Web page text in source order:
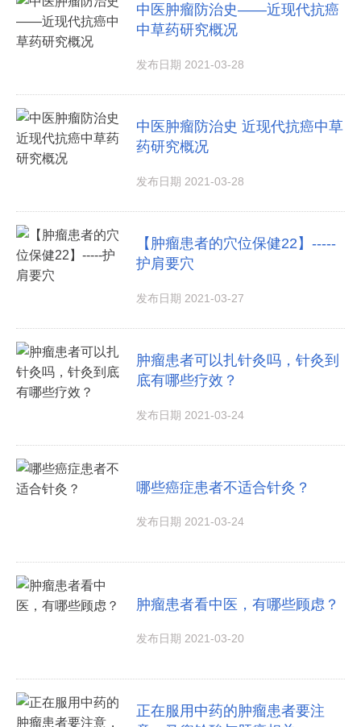
中医肿瘤防治史——近现代抗癌
中草药研究概况
发布日期 2021-03-28
中医肿瘤防治史 近现代抗癌中草
药研究概况
发布日期 2021-03-28
【肿瘤患者的穴位保健22】-----
护肩要穴
发布日期 2021-03-27
肿瘤患者可以扎针灸吗，针灸到
底有哪些疗效？
发布日期 2021-03-24
哪些癌症患者不适合针灸？
发布日期 2021-03-24
肿瘤患者看中医，有哪些顾虑？
发布日期 2021-03-20
正在服用中药的肿瘤患者要注